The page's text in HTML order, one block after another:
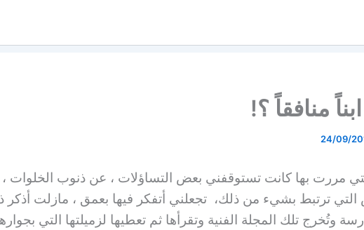
منافقاً ؟!
24/09/
مررت بها كانت تستوقفني بعض التساؤلات ، عن ذنوب الخلوات
ترتبط بشيء من ذلك، تجعلني أتفكر فيها بعمق ، مازلت أذكر
وتُخرج تلك المجلة الفنية وتقرأها ثم تعطيها لزميلتها التي